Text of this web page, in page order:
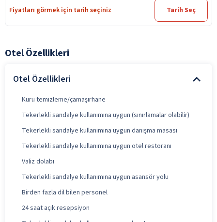
Fiyatları görmek için tarih seçiniz Tarih Seç
Otel Özellikleri
Otel Özellikleri
Kuru temizleme/çamaşırhane
Tekerlekli sandalye kullanımına uygun (sınırlamalar olabilir)
Tekerlekli sandalye kullanımına uygun danışma masası
Tekerlekli sandalye kullanımına uygun otel restoranı
Valiz dolabı
Tekerlekli sandalye kullanımına uygun asansör yolu
Birden fazla dil bilen personel
24 saat açık resepsiyon